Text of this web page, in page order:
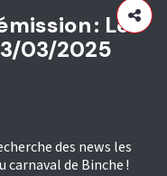
: Le
03/2025
des news les
de Binche !